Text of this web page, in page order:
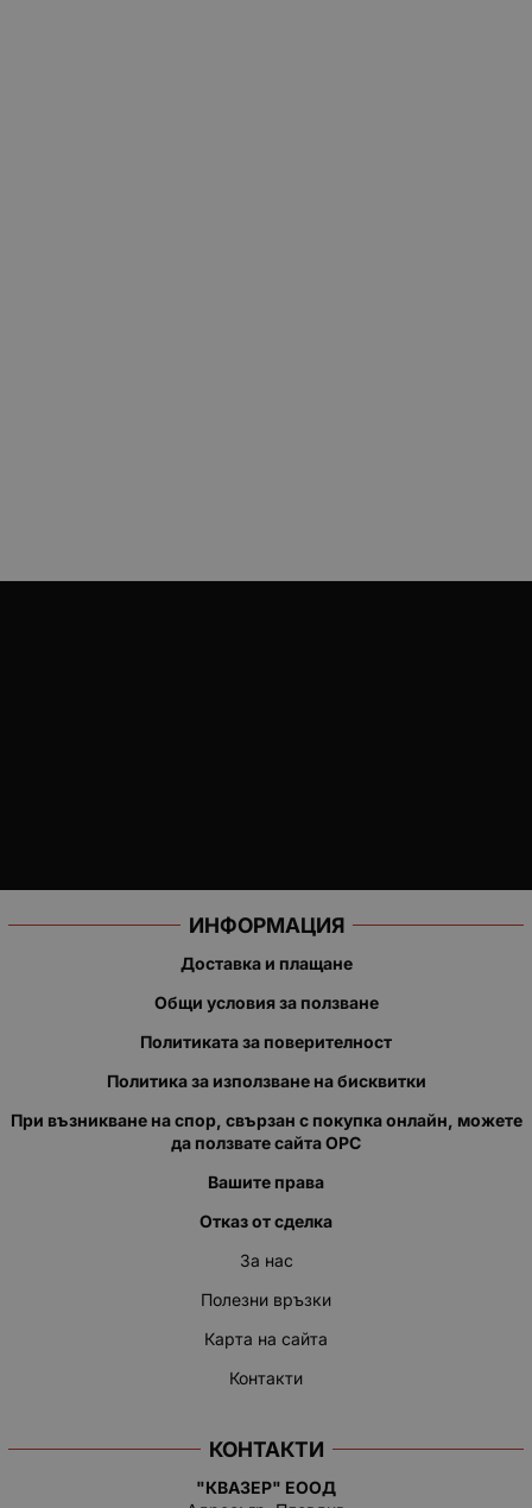
ИНФОРМАЦИЯ
Доставка и плащане
Общи условия за ползване
Политиката за поверителност
Политика за използване на бисквитки
При възникване на спор, свързан с покупка онлайн, можете
да ползвате сайта ОРС
Вашите права
Отказ от сделка
За нас
Полезни връзки
Карта на сайта
Контакти
КОНТАКТИ
"КВАЗЕР" ЕООД